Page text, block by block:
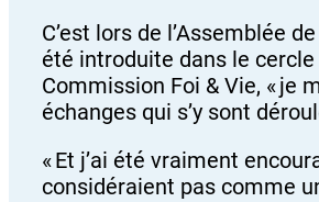
C’est lors de l’Assemblée
été introduite dans le
Commission Foi & Vie, « je
échanges qui s’y sont
« Et j’ai été vraiment
considéraient pas comme